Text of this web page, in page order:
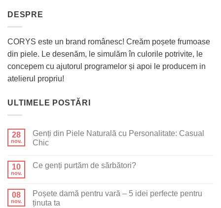
DESPRE
CORYS este un brand românesc! Creăm poșete frumoase
din piele. Le desenăm, le simulăm în culorile potrivite, le
concepem cu ajutorul programelor și apoi le producem in
atelierul propriu!
ULTIMELE POSTĂRI
28
nov.
Genți din Piele Naturală cu Personalitate: Casual
Chic
10
nov.
Ce genți purtăm de sărbători?
08
nov.
Poșete damă pentru vară – 5 idei perfecte pentru
ținuta ta